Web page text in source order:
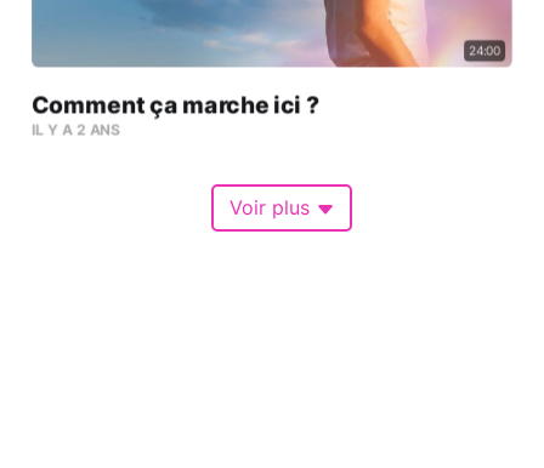
24:00
Comment ça marche ici ?
IL Y A 2 ANS
Voir plus